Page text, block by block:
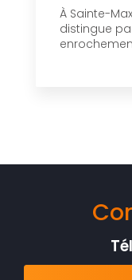
À Sainte-
distingue